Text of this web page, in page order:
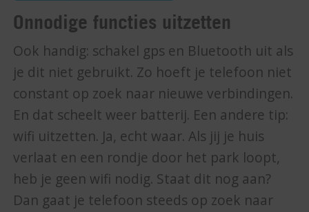
Onnodige functies uitzetten
Ook handig: schakel gps en Bluetooth uit als
je dit niet gebruikt. Zo hoeft je telefoon niet
constant op zoek naar nieuwe verbindingen.
En dat scheelt weer batterij. Een andere tip:
wifi uitzetten. Ja, echt waar. Als jij je huis
verlaat en een rondje door het park loopt,
heb je geen wifi nodig. Staat dit nog aan?
Dan gaat je telefoon steeds op zoek naar